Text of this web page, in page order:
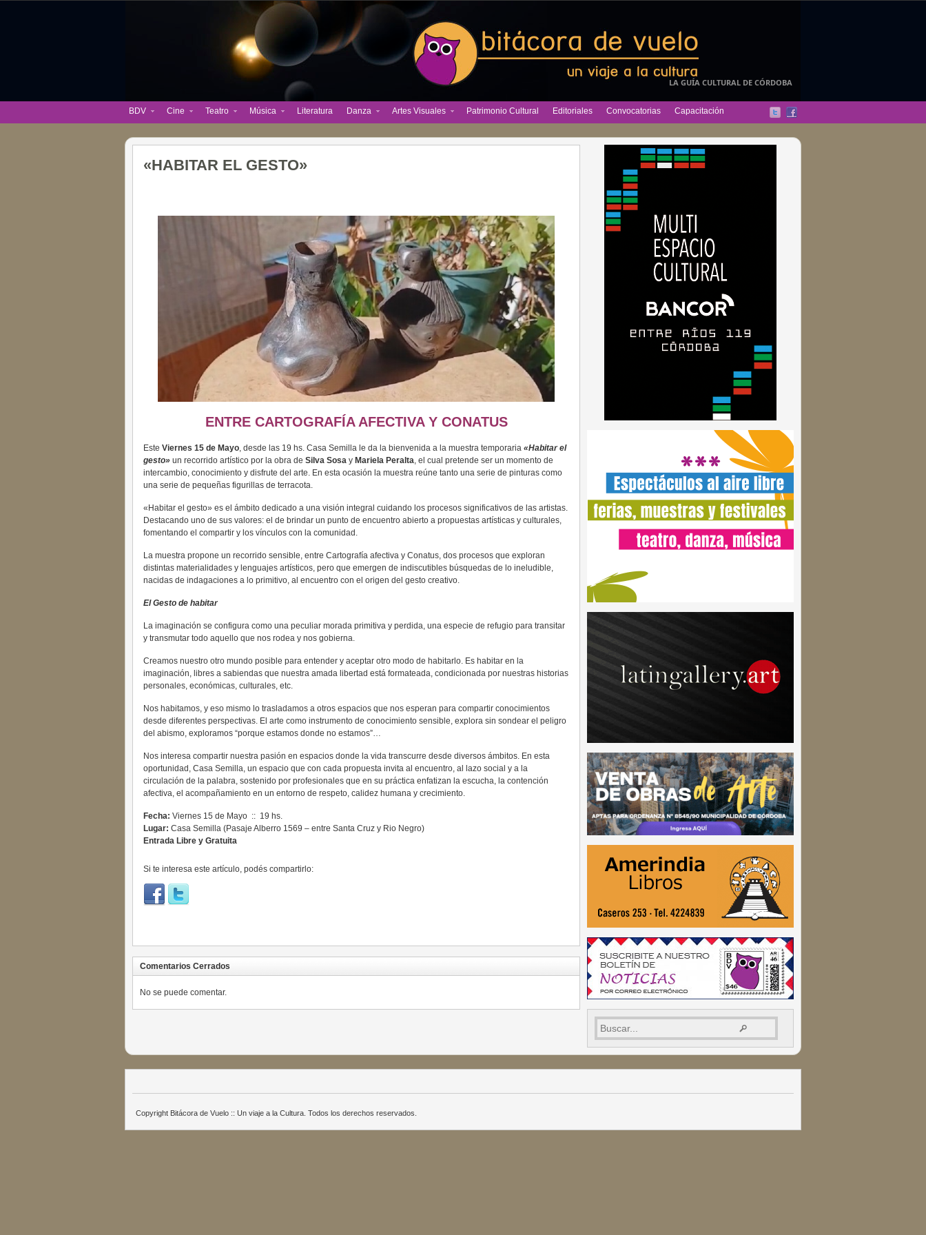
LA GUÍA CULTURAL DE CÓRDOBA
BDV Cine Teatro Música Literatura Danza Artes Visuales Patrimonio Cultural Editoriales Convocatorias Capacitación
«HABITAR EL GESTO»
ENTRE CARTOGRAFÍA AFECTIVA Y CONATUS
Este Viernes 15 de Mayo, desde las 19 hs. Casa Semilla le da la bienvenida a la muestra temporaria «Habitar el
gesto» un recorrido artístico por la obra de Silva Sosa y Mariela Peralta, el cual pretende ser un momento de
intercambio, conocimiento y disfrute del arte. En esta ocasión la muestra reúne tanto una serie de pinturas como
una serie de pequeñas figurillas de terracota.
«Habitar el gesto» es el ámbito dedicado a una visión integral cuidando los procesos significativos de las artistas.
Destacando uno de sus valores: el de brindar un punto de encuentro abierto a propuestas artísticas y culturales,
fomentando el compartir y los vínculos con la comunidad.
La muestra propone un recorrido sensible, entre Cartografía afectiva y Conatus, dos procesos que exploran
distintas materialidades y lenguajes artísticos, pero que emergen de indiscutibles búsquedas de lo ineludible,
nacidas de indagaciones a lo primitivo, al encuentro con el origen del gesto creativo.
El Gesto de habitar
La imaginación se configura como una peculiar morada primitiva y perdida, una especie de refugio para transitar
y transmutar todo aquello que nos rodea y nos gobierna.
Creamos nuestro otro mundo posible para entender y aceptar otro modo de habitarlo. Es habitar en la
imaginación, libres a sabiendas que nuestra amada libertad está formateada, condicionada por nuestras historias
personales, económicas, culturales, etc.
Nos habitamos, y eso mismo lo trasladamos a otros espacios que nos esperan para compartir conocimientos
desde diferentes perspectivas. El arte como instrumento de conocimiento sensible, explora sin sondear el peligro
del abismo, exploramos “porque estamos donde no estamos”…
Nos interesa compartir nuestra pasión en espacios donde la vida transcurre desde diversos ámbitos. En esta
oportunidad, Casa Semilla, un espacio que con cada propuesta invita al encuentro, al lazo social y a la
circulación de la palabra, sostenido por profesionales que en su práctica enfatizan la escucha, la contención
afectiva, el acompañamiento en un entorno de respeto, calidez humana y crecimiento.
Fecha: Viernes 15 de Mayo :: 19 hs.
Lugar: Casa Semilla (Pasaje Alberro 1569 – entre Santa Cruz y Rio Negro)
Entrada Libre y Gratuita
Si te interesa este artículo, podés compartirlo:
Comentarios Cerrados
No se puede comentar.
Copyright Bitácora de Vuelo :: Un viaje a la Cultura. Todos los derechos reservados.